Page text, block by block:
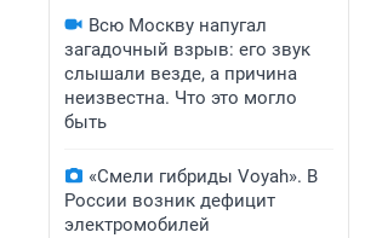
Всю Москву напугал
загадочный взрыв: его звук
слышали везде, а причина
неизвестна. Что это могло
быть
«Смели гибриды Voyah». В
России возник дефицит
электромобилей